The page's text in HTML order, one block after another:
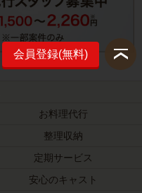
会員登録(無料)
お料理代行
整理収納
定期サービス
安心のキャスト